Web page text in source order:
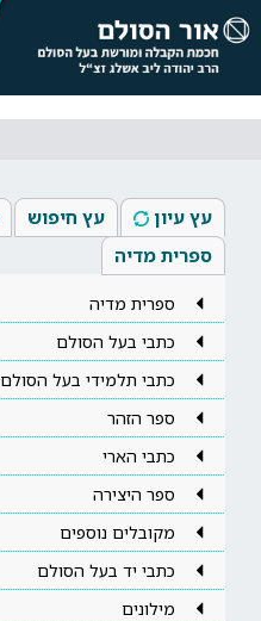
עץ עיון עץ חיפוש
ספרית מדיה
ספרית מדיה
כתבי בעל הסולם
כתבי תלמידי בעל הסולם
ספר הזהר
כתבי הארי
ספר היצירה
מקובלים נוספים
כתבי יד בעל הסולם
מילונים